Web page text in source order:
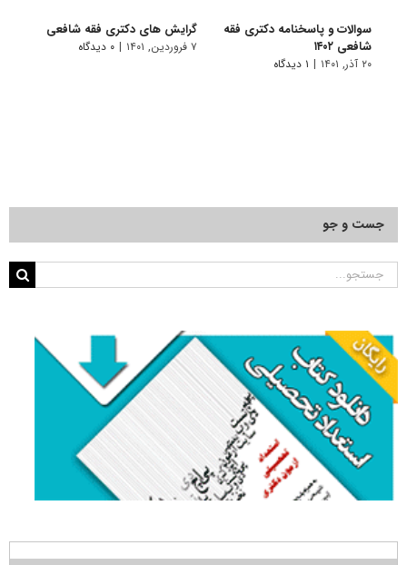
سوالات و پاسخنامه دکتری فقه
شافعی ۱۴۰۲
۲۰ آذر, ۱۴۰۱ | ۱ دیدگاه
گرایش های دکتری ﻓﻘﻪ شافعی
۷ فروردین, ۱۴۰۱ | ۰ دیدگاه
جست و جو
جستجو